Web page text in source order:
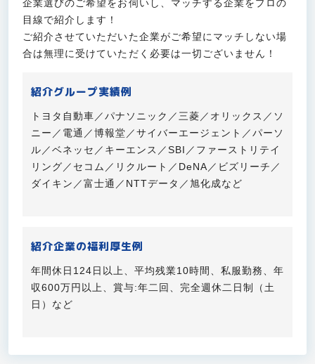
企業選びのご希望をお伺いし、マッチする企業をプロの
目線で紹介します！
ご紹介させていただいた企業がご希望にマッチしない場
合は無理に受けていただく必要は一切ございません！
紹介グループ実績例
トヨタ自動車／パナソニック／三菱／オリックス／ソ
ニー／電通／博報堂／サイバーエージェント／パーソ
ル／ベネッセ／キーエンス／SBI／ファーストリテイ
リング／セコム／リクルート／DeNA／ビズリーチ／
ダイキン／富士通／NTTデータ／旭化成など
紹介企業の福利厚生例
年間休日124日以上、平均残業10時間、私服勤務、年
収600万円以上、賞与:年二回、完全週休二日制（土
日）など